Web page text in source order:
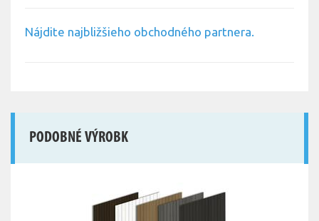
Nájdite najbližšieho obchodného partnera.
PODOBNÉ VÝROBK